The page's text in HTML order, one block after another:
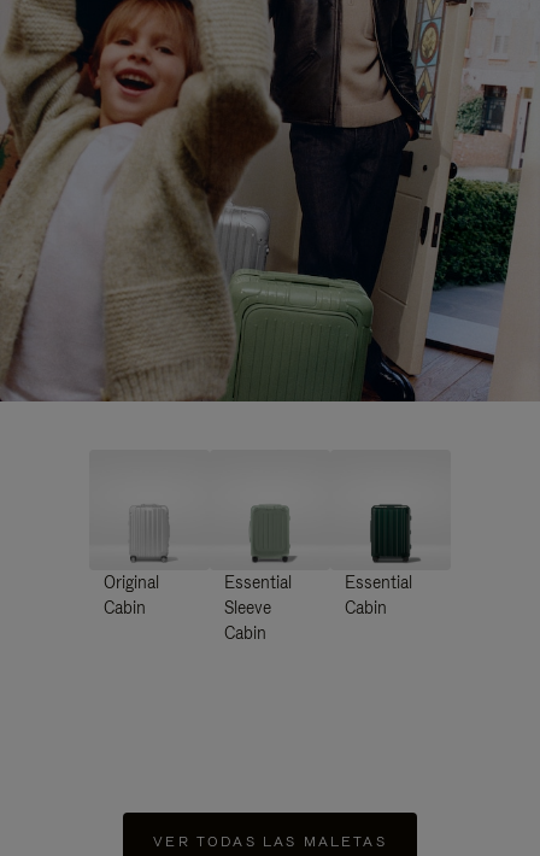
Original
Cabin
Essential
Sleeve
Cabin
Essential
Cabin
VER TODAS LAS MALETAS